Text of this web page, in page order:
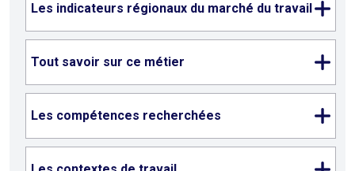
Les indicateurs régionaux du marché du travail
Tout savoir sur ce métier
Les compétences recherchées